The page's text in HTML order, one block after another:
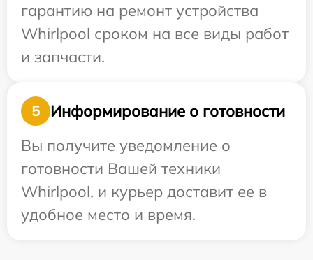
гарантию на ремонт устройства
Whirlpool сроком на все виды работ
и запчасти.
5
Информирование о готовности
Вы получите уведомление о
готовности Вашей техники
Whirlpool, и курьер доставит ее в
удобное место и время.